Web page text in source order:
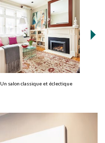
Un salon classique et éclectique